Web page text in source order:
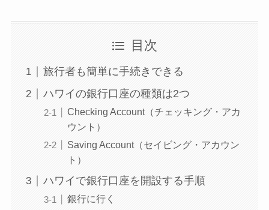
目次
旅行者も簡単に手続きできる
ハワイの銀行口座の種類は2つ
Checking Account（チェッキング・アカ
ウント）
Saving Account（セイビング・アカウン
ト）
ハワイで銀行口座を開設する手順
銀行に行く